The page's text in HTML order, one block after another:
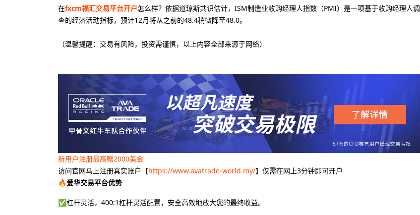
在fxcm福汇交易平台开户怎么样？依据道琼斯共识估计，ISM制造业收购经理人指数（PMI）是一项基于收购经理人调
查的经济活动指标，预计12月将从之前的48.4稍微降至48.0。
（温馨提醒：交易有风险，投资需谨慎，以上内容全部来源于网络）
新用户注册最高赠2000美金
访问官网马上注册真实账户【https://www.avatrade-world.my/】仅需在网上3分钟即可开户
🔥爱华交易平台优势
✅杠杆灵活，400:1杠杆灵活配置，安全高效地放大您的最终收益。